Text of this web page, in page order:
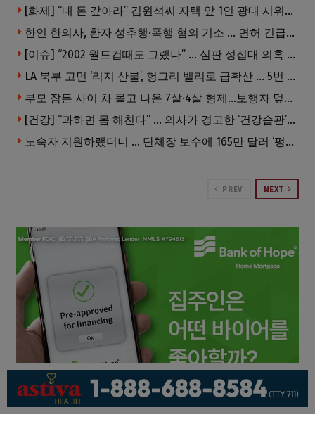
[화제] “내 돈 갚아라” 김원석씨 자택 앞 1인 광대 시위 … 한인 투자사, “108만 달러 못받아”
한인 한의사, 환자 성추행·폭행 혐의 기소 … 면허 긴급정지
[이슈] “2002 월드컵때도 그랬나” … 심판 성접대 의혹 해외로 일파만파, 4강 신화까지 불똥
LA 북부 고먼 ‘리지 산불’, 헝그리 밸리로 급확산 … 5번 Fwy 양방향 전면 폐쇄
부모 잠든 사이 차 몰고 나온 7살·4살 형제…보행자 덮쳐 중태
[건강] “과하면 몸 해친다” … 의사가 경고한 ‘건강습관’ 5가지
노숙자 지원하랬더니 … 단체장 보수에 165만 달러 ‘펑펑’
PREV NEXT